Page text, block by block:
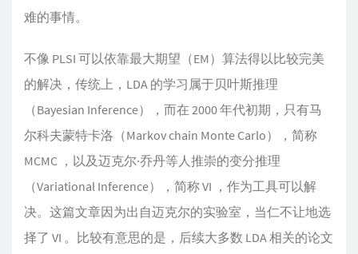
难的事情。
不像 PLSI 可以依靠最大期望（EM）算法得以比较完美
的解决，传统上，LDA 的学习属于贝叶斯推理
（Bayesian Inference），而在 2000 年代初期，只有马
尔科夫蒙特卡洛（Markov chain Monte Carlo），简称
MCMC ，以及迈克尔·乔丹等人推崇的变分推理
（Variational Inference），简称 VI ，作为工具可以解
决。这篇文章因为出自迈克尔的实验室，当仁不让地选
择了 VI 。比较有意思的是，后续大多数 LDA 相关的论文